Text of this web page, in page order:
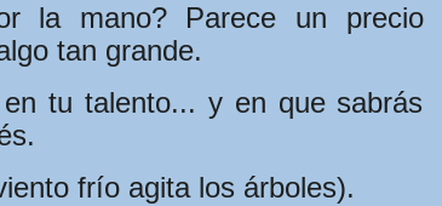
la mano? Parece un precio
tan grande.
tu talento... y en que sabrás
frío agita los árboles).